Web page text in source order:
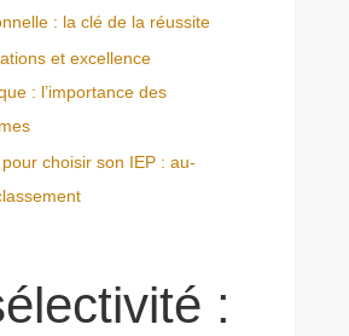
: la clé de la réussite
et excellence
: l’importance des
choisir son IEP : au-
: